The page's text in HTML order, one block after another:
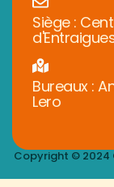
Siège :
Bureaux :
Lero
Copyright © 2024